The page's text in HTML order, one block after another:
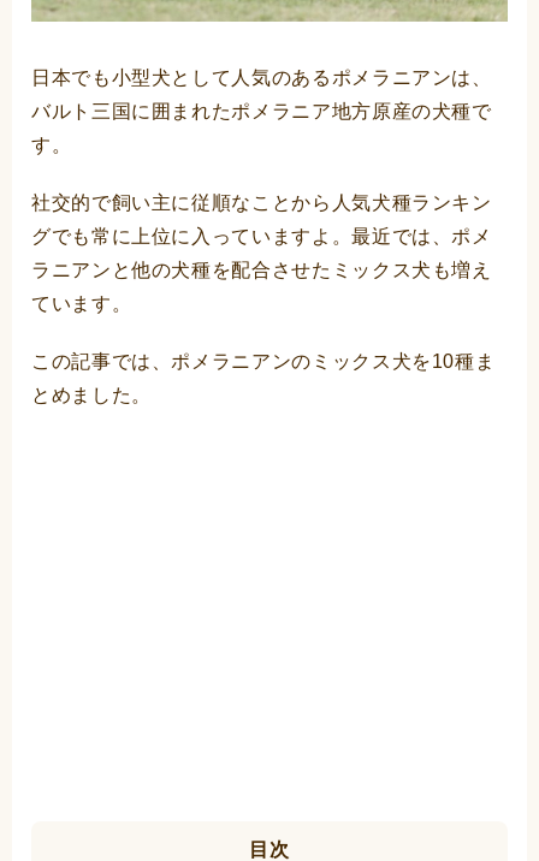
日本でも小型犬として人気のあるポメラニアンは、
バルト三国に囲まれたポメラニア地方原産の犬種で
す。
社交的で飼い主に従順なことから人気犬種ランキン
グでも常に上位に入っていますよ。最近では、ポメ
ラニアンと他の犬種を配合させたミックス犬も増え
ています。
この記事では、ポメラニアンのミックス犬を10種ま
とめました。
目次